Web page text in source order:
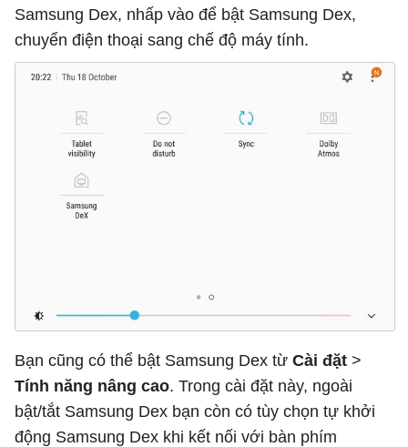
Samsung Dex, nhấp vào để bật Samsung Dex,
chuyển điện thoại sang chế độ máy tính.
Bạn cũng có thể bật Samsung Dex từ Cài đặt >
Tính năng nâng cao. Trong cài đặt này, ngoài
bật/tắt Samsung Dex bạn còn có tùy chọn tự khởi
động Samsung Dex khi kết nối với bàn phím